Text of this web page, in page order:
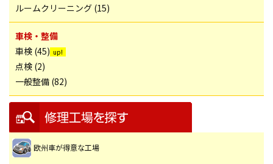
ルームクリーニング (15)
車検・整備
車検 (45)
点検 (2)
一般整備 (82)
欧州車が得意な工場